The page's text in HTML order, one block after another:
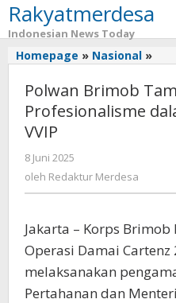
Lewati
ke
konten
Rakyatmerdesa
Indonesian News Today
Homepage » Nasional »
Polwan Brimob
Profesionalisme
VVIP
8 Juni 2025
Redaktur
oleh Redaktur Merdesa
Jakarta – Korps Brimob
Operasi Damai
melaksanakan
Pertahanan dan